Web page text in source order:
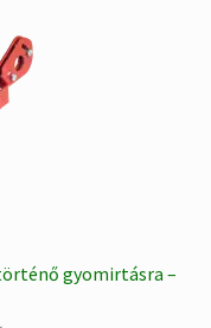
gyomirtásra –